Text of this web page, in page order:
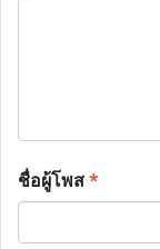
ชื่อผู้โพส*